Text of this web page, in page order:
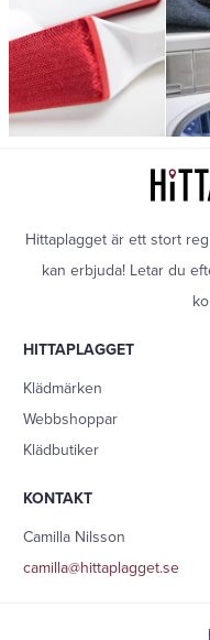
Hittaplagget är ett stort
kan erbjuda! Letar du
HITTAPLAGGET
Klädmärken
Webbshoppar
Klädbutiker
KONTAKT
Camilla Nilsson
camilla@hittaplagget.se